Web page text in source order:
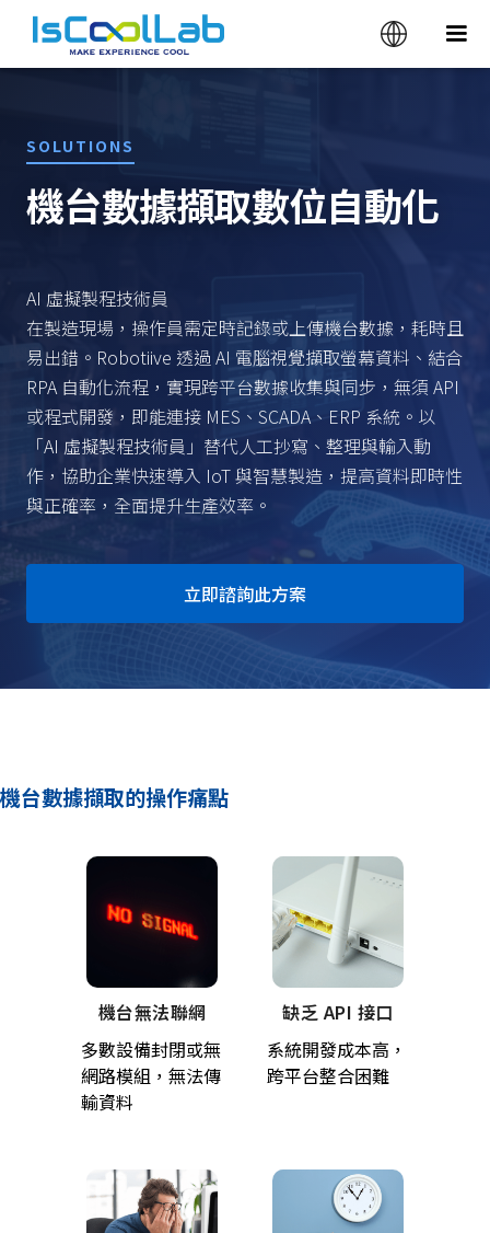
SOLUTIONS
機台數據擷取數位自動化
AI 虛擬製程技術員
在製造現場，操作員需定時記錄或上傳機台數據，耗時且
易出錯。Robotiive 透過 AI 電腦視覺擷取螢幕資料、結合
RPA 自動化流程，實現跨平台數據收集與同步，無須 API
或程式開發，即能連接 MES、SCADA、ERP 系統。以
「AI 虛擬製程技術員」替代人工抄寫、整理與輸入動
作，協助企業快速導入 IoT 與智慧製造，提高資料即時性
立即諮詢此方案
機台數據擷取的操作痛點
機台無法聯網
多數設備封閉或無
網路模組，無法傳
輸資料
缺乏 API 接口
系統開發成本高，
跨平台整合困難